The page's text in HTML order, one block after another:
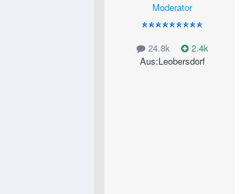
Moderator
24.8k
2.4k
Aus:Leobersdorf